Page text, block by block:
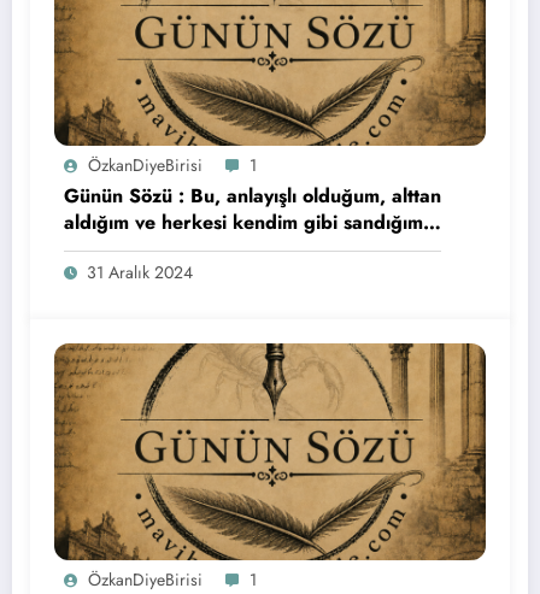
ÖzkanDiyeBirisi 1
Günün Sözü : Bu, anlayışlı olduğum, alttan
aldığım ve herkesi kendim gibi sandığım
son yıldı. Herkese bol şans…
31 Aralık 2024
ÖzkanDiyeBirisi 1